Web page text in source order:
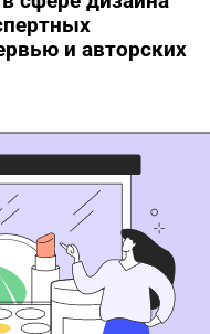
и авторских